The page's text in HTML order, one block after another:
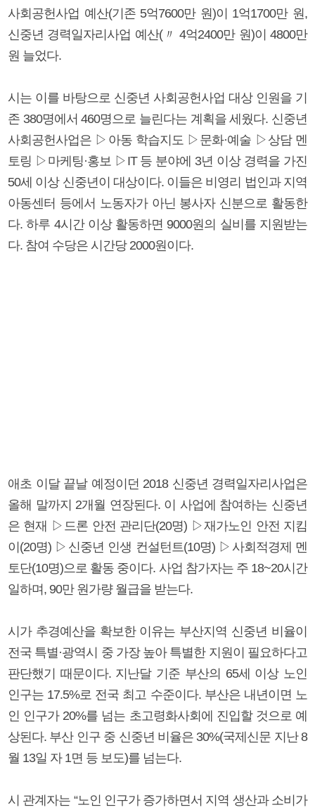
사회공헌사업 예산(기존 5억7600만 원)이 1억1700만 원,
신중년 경력일자리사업 예산(〃 4억2400만 원)이 4800만
원 늘었다.
시는 이를 바탕으로 신중년 사회공헌사업 대상 인원을 기
존 380명에서 460명으로 늘린다는 계획을 세웠다. 신중년
사회공헌사업은 ▷아동 학습지도 ▷문화·예술 ▷상담 멘
토링 ▷마케팅·홍보 ▷IT 등 분야에 3년 이상 경력을 가진
50세 이상 신중년이 대상이다. 이들은 비영리 법인과 지역
아동센터 등에서 노동자가 아닌 봉사자 신분으로 활동한
다. 하루 4시간 이상 활동하면 9000원의 실비를 지원받는
다. 참여 수당은 시간당 2000원이다.
애초 이달 끝날 예정이던 2018 신중년 경력일자리사업은
올해 말까지 2개월 연장된다. 이 사업에 참여하는 신중년
은 현재 ▷드론 안전 관리단(20명) ▷재가노인 안전 지킴
이(20명) ▷신중년 인생 컨설턴트(10명) ▷사회적경제 멘
토단(10명)으로 활동 중이다. 사업 참가자는 주 18~20시간
일하며, 90만 원가량 월급을 받는다.
시가 추경예산을 확보한 이유는 부산지역 신중년 비율이
전국 특별·광역시 중 가장 높아 특별한 지원이 필요하다고
판단했기 때문이다. 지난달 기준 부산의 65세 이상 노인
인구는 17.5%로 전국 최고 수준이다. 부산은 내년이면 노
인 인구가 20%를 넘는 초고령화사회에 진입할 것으로 예
상된다. 부산 인구 중 신중년 비율은 30%(국제신문 지난 8
월 13일 자 1면 등 보도)를 넘는다.
시 관계자는 “노인 인구가 증가하면서 지역 생산과 소비가